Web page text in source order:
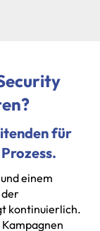
für
einem
der
kontinuierlich.
Kampagnen